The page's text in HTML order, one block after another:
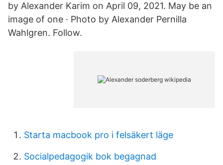
by Alexander Karim on April 09, 2021. May be an
image of one · Photo by Alexander Pernilla
Wahlgren. Follow.
Starta macbook pro i felsäkert läge
Socialpedagogik bok begagnad